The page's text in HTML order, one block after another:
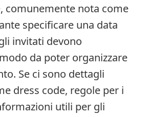
comunemente nota come
specificare una data
invitati devono
da poter organizzare
Se ci sono dettagli
dress code, regole per i
utili per gli